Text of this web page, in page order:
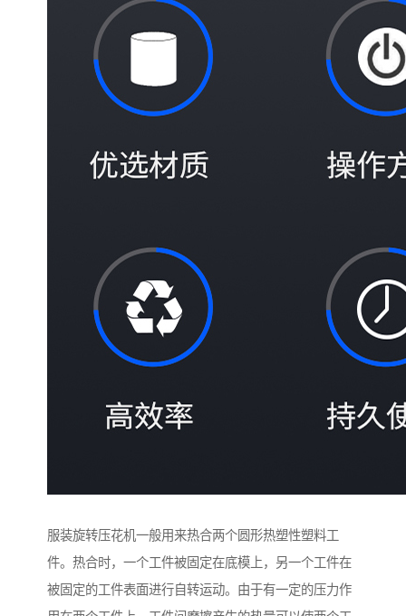
服装旋转压花机一般用来热合两个圆形热塑性塑料工
件。热合时，一个工件被固定在底模上，另一个工件在
被固定的工件表面进行自转运动。由于有一定的压力作